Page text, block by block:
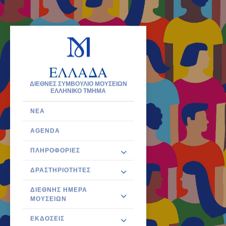
ΕΛΛΑΔΑ
ΔΙΕΘΝΕΣ ΣΥΜΒΟΥΛΙΟ ΜΟΥΣΕΙΩΝ
ΕΛΛΗΝΙΚΟ ΤΜΗΜΑ
ΝΈΑ
AGENDA
ΠΛΗΡΟΦΟΡΊΕΣ
ΔΡΑΣΤΗΡΙΌΤΗΤΕΣ
ΔΙΕΘΝΉΣ ΗΜΈΡΑ
ΜΟΥΣΕΊΩΝ
ΕΚΔΌΣΕΙΣ